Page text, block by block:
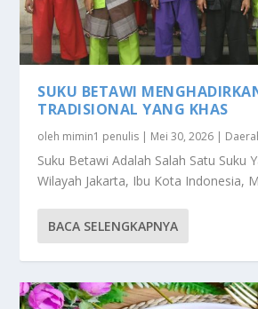
SUKU BETAWI
TRADISIONAL YANG KHAS
oleh mimin1 penulis | Mei 30, 2026 |
Suku Betawi Adalah Salah Satu Suku
Wilayah Jakarta, Ibu Kota Indonesia,
BACA SELENGKAPNYA